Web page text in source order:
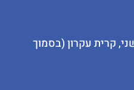
קרית עקרון (בסמוך